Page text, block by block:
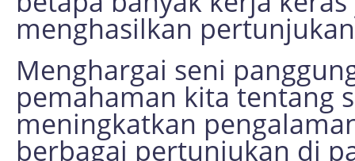
menghasilkan
Menghargai seni
pemahaman kita tentang
meningkatkan
berbagai pertunjukan di